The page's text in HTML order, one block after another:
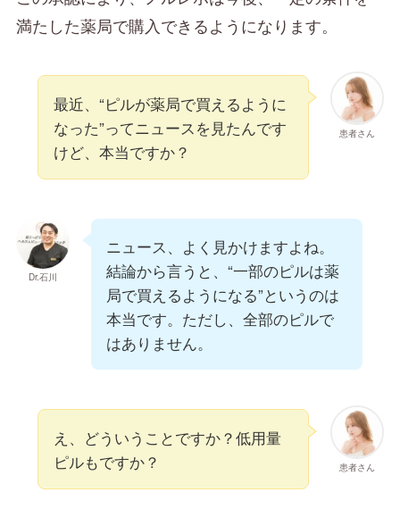
満たした薬局で購入できるようになります。
患者さん
最近、“ピルが薬局で買えるように
なった”ってニュースを見たんです
けど、本当ですか？
Dr.石川
ニュース、よく見かけますよね。
結論から言うと、“一部のピルは薬
局で買えるようになる”というのは
本当です。ただし、全部のピルで
はありません。
患者さん
え、どういうことですか？低用量
ピルもですか？